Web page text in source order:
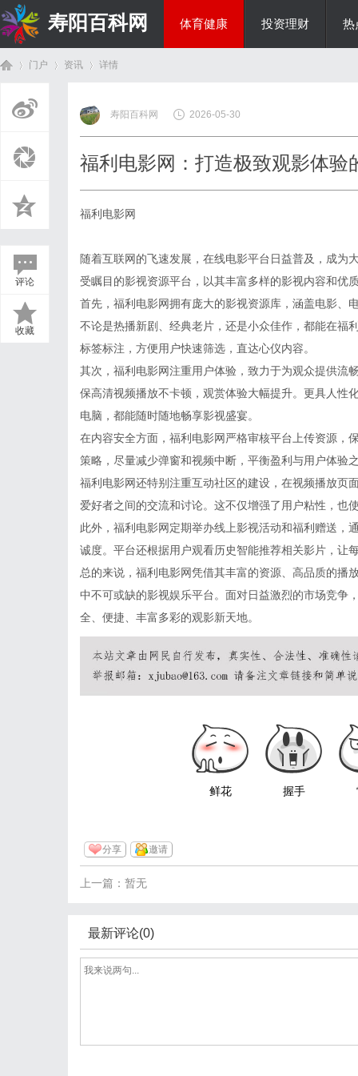
寿阳百科网 体育健康 投资理财 热
门户 资讯
›
详情
评论
收藏
寿阳百科网 2026-05-30
福利电影网：打造极致观影体验
福利电影网
随着互联网的飞速发展，在线电影平台日益普及，成为
受瞩目的影视资源平台，以其丰富多样的影视内容和优
首先，福利电影网拥有庞大的影视资源库，涵盖电影、
不论是热播新剧、经典老片，还是小众佳作，都能在福
标签标注，方便用户快速筛选，直达心仪内容。
其次，福利电影网注重用户体验，致力于为观众提供流
保高清视频播放不卡顿，观赏体验大幅提升。更具人性
电脑，都能随时随地畅享影视盛宴。
在内容安全方面，福利电影网严格审核平台上传资源，
策略，尽量减少弹窗和视频中断，平衡盈利与用户体验
福利电影网还特别注重互动社区的建设，在视频播放页
爱好者之间的交流和讨论。这不仅增强了用户粘性，也
此外，福利电影网定期举办线上影视活动和福利赠送，
诚度。平台还根据用户观看历史智能推荐相关影片，让
总的来说，福利电影网凭借其丰富的资源、高品质的播
中不可或缺的影视娱乐平台。面对日益激烈的市场竞争
全、便捷、丰富多彩的观影新天地。
鲜花 握手
分享 邀请
上一篇：暂无
最新评论(0)